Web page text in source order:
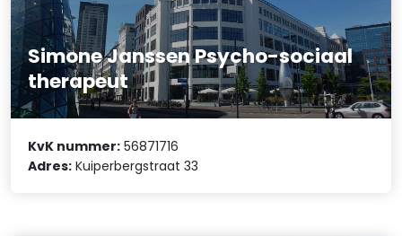
Simone Janssen Psycho-sociaal
therapeut
KvK nummer: 56871716
Adres: Kuiperbergstraat 33